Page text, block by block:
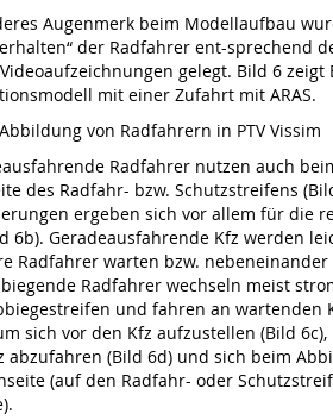
Augenmerk beim Modellaufbau
der Radfahrer ent-sprechend
gelegt. Bild 6 zeigt
mit einer Zufahrt mit ARAS.
von Radfahrern in PTV Vissim
Radfahrer nutzen auch
des Radfahr- bzw. Schutzstreifens
ergeben sich vor allem für die
6b). Geradeausfahrende Kfz werden
Radfahrer warten bzw.
Radfahrer wechseln meist
und fahren an wartenden
sich vor den Kfz aufzustellen (Bild
abzufahren (Bild 6d) und sich beim
(auf den Radfahr- oder